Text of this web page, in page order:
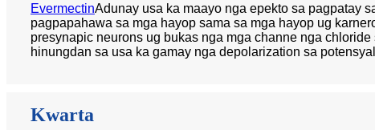
EvermectinAdunay usa ka maayo nga epekto sa pagpatay
pagpapahawa sa mga hayop sama sa mga hayop ug
presynapic neurons ug bukas nga mga channe nga
hinungdan sa usa ka gamay nga depolarization sa
Kwarta